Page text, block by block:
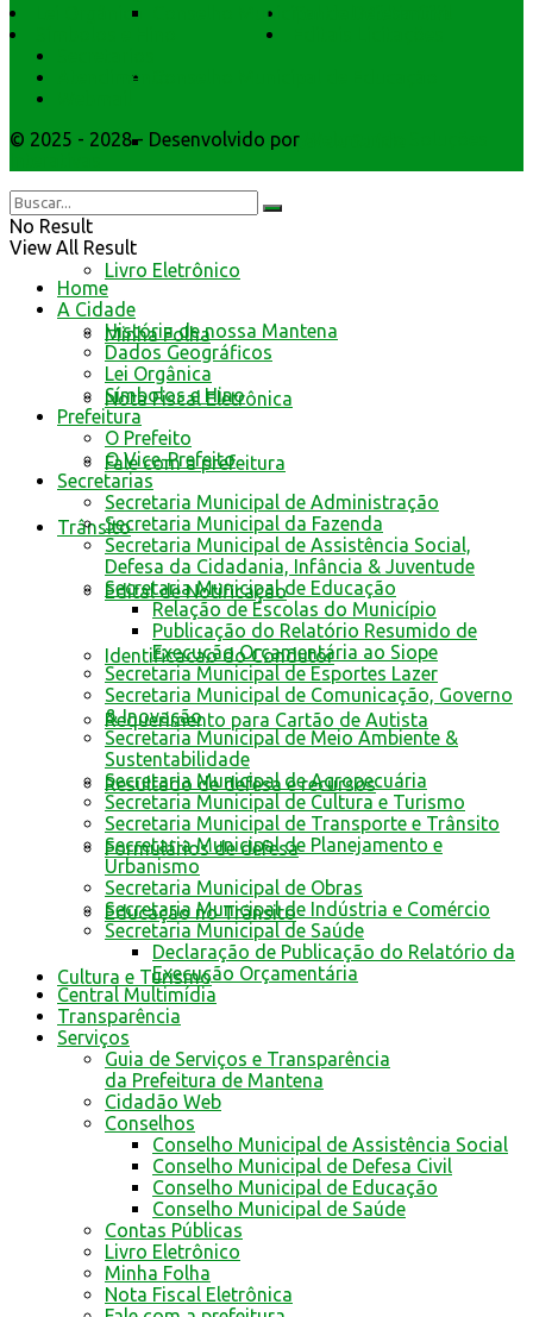
Conselho Municipal de Defesa Civil
Conselho Municipal de Saúde
Livro Eletrônico
Minha Folha
Nota Fiscal Eletrônica
Fale com a prefeitura
Trânsito
Edital de Notificação
Identificacao do Condutor
Requerimento para Cartão de Autista
Resultado de defesa e recursos
Formulários de defesa
Educação no Trânsito
Cultura e Turismo
Lei Orgânica
Atendimento
© 2025 - 2028 - Desenvolvido por
No Result
View All Result
Home
A Cidade
História de nossa Mantena
Dados Geográficos
Lei Orgânica
Símbolos e Hino
Prefeitura
O Prefeito
O Vice-Prefeito
Secretarias
Secretaria Municipal de Administração
Secretaria Municipal da Fazenda
Secretaria Municipal de Assistência Social,
Defesa da Cidadania, Infância & Juventude
Secretaria Municipal de Educação
Relação de Escolas do Município
Publicação do Relatório Resumido de
Execução Orçamentária ao Siope
Secretaria Municipal de Esportes Lazer
Secretaria Municipal de Comunicação, Governo
& Inovação
Secretaria Municipal de Meio Ambiente &
Sustentabilidade
Secretaria Municipal de Agropecuária
Secretaria Municipal de Cultura e Turismo
Secretaria Municipal de Transporte e Trânsito
Secretaria Municipal de Planejamento e
Urbanismo
Secretaria Municipal de Obras
Secretaria Municipal de Indústria e Comércio
Secretaria Municipal de Saúde
Declaração de Publicação do Relatório da
Execução Orçamentária
Central Multimídia
Transparência
Serviços
Guia de Serviços e Transparência
da Prefeitura de Mantena
Cidadão Web
Conselhos
Conselho Municipal de Assistência Social
Conselho Municipal de Defesa Civil
Conselho Municipal de Educação
Conselho Municipal de Saúde
Contas Públicas
Livro Eletrônico
Minha Folha
Nota Fiscal Eletrônica